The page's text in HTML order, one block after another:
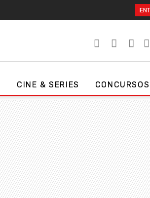
CINE & SERIES CONCURSOS